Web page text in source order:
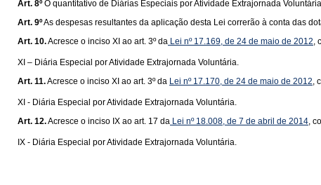
Art. 8º O quantitativo de Diárias Especiais por Atividade Extrajornada
Art. 9ºAs despesas resultantes da aplicação desta Lei correrão à conta das
Art. 10.Acresce o inciso XI ao art. 3º da Lei nº 17.169, de 24 de maio de 2012,
XI – Diária Especial por Atividade Extrajornada Voluntária.
Art. 11.Acresce o inciso XI ao art. 3º da Lei nº 17.170, de 24 de maio de 2012,
XI - Diária Especial por Atividade Extrajornada Voluntária.
Art. 12.Acresce o inciso IX ao art. 17 da Lei nº 18.008, de 7 de abril de 2014,
IX - Diária Especial por Atividade Extrajornada Voluntária.